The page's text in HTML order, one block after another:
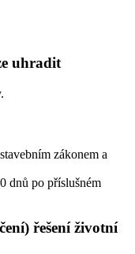
uhradit
zákonem a
dnů po příslušném
řešení životní